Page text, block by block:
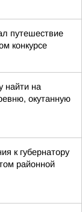
путешествие
конкурсе
найти на
окутанную
к губернатору
районной